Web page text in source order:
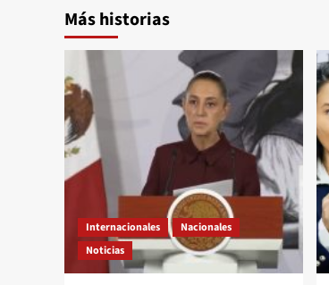
Más historias
Internacionales
Nacionales
Noticias